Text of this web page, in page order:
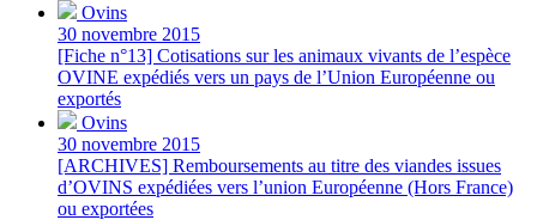
Ovins
30 novembre 2015
[Fiche n°13] Cotisations sur les animaux vivants de l’espèce
OVINE expédiés vers un pays de l’Union Européenne ou
exportés
Ovins
30 novembre 2015
[ARCHIVES] Remboursements au titre des viandes issues
d’OVINS expédiées vers l’union Européenne (Hors France)
ou exportées